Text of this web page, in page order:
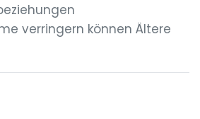
verringern können Ältere